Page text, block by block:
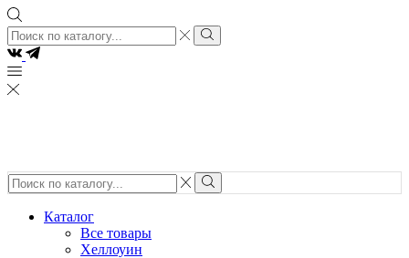
Search
input
Search
VKTg
Search
input
Search
Каталог
Все товары
Хеллоуин